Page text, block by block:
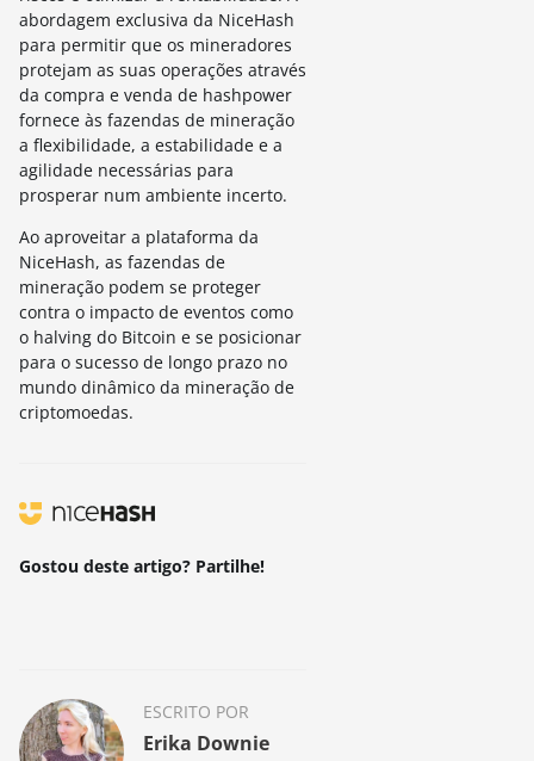
abordagem exclusiva da NiceHash
para permitir que os mineradores
protejam as suas operações através
da compra e venda de hashpower
fornece às fazendas de mineração
a flexibilidade, a estabilidade e a
agilidade necessárias para
prosperar num ambiente incerto.
Ao aproveitar a plataforma da
NiceHash, as fazendas de
mineração podem se proteger
contra o impacto de eventos como
o halving do Bitcoin e se posicionar
para o sucesso de longo prazo no
mundo dinâmico da mineração de
criptomoedas.
Gostou deste artigo? Partilhe!
ESCRITO POR
Erika Downie